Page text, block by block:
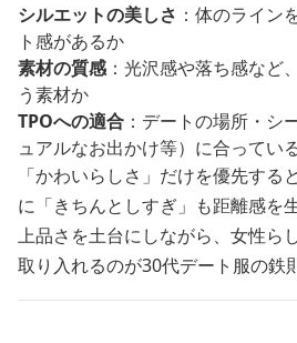
シルエットの美しさ ：体のライン
ト感があるか
素材の質感：光沢感や落ち感など
う素材か
TPOへの適合 ：デートの場所・シ
ュアルなお出かけ等）に合ってい
「かわいらしさ」だけを優先する
に「きちんとしすぎ」も距離感を
上品さを土台にしながら、女性ら
取り入れるのが30代デート服の鉄